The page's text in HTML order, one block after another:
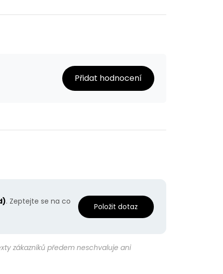
Přidat hodnocení
. Zeptejte se na co
Položit dotaz
zákazníků předem neschvaluje ani